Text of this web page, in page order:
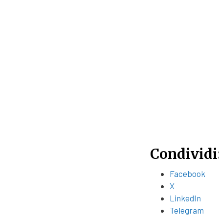
Facebook
X
LinkedIn
Telegram